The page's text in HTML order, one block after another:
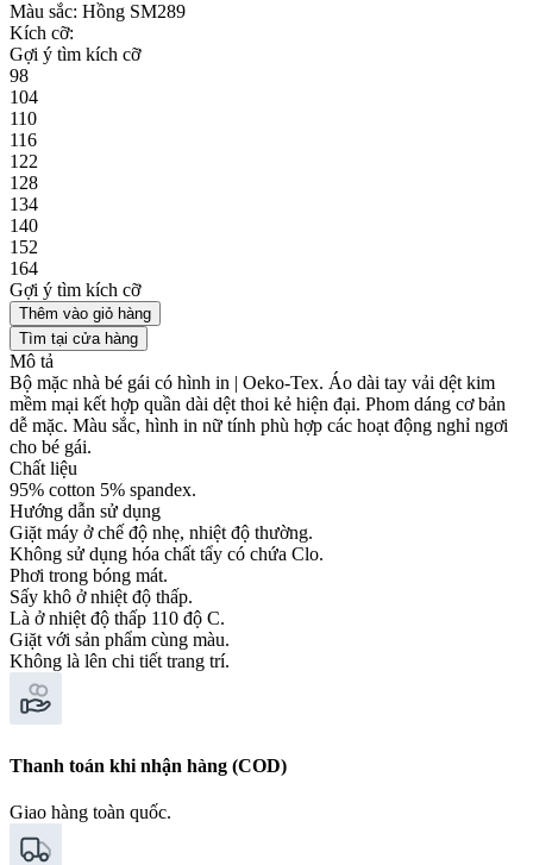
Màu sắc: Hồng SM289
Kích cỡ:
Gợi ý tìm kích cỡ
98
104
110
116
122
128
134
140
152
164
Gợi ý tìm kích cỡ
Thêm vào giỏ hàng
Tìm tại cửa hàng
Mô tả
Bộ mặc nhà bé gái có hình in | Oeko-Tex. Áo dài tay vải dệt kim
mềm mại kết hợp quần dài dệt thoi kẻ hiện đại. Phom dáng cơ bản
dễ mặc. Màu sắc, hình in nữ tính phù hợp các hoạt động nghỉ ngơi
cho bé gái.
Chất liệu
95% cotton 5% spandex.
Hướng dẫn sử dụng
Giặt máy ở chế độ nhẹ, nhiệt độ thường.
Không sử dụng hóa chất tẩy có chứa Clo.
Phơi trong bóng mát.
Sấy khô ở nhiệt độ thấp.
Là ở nhiệt độ thấp 110 độ C.
Giặt với sản phẩm cùng màu.
Không là lên chi tiết trang trí.
Thanh toán khi nhận hàng (COD)
Giao hàng toàn quốc.